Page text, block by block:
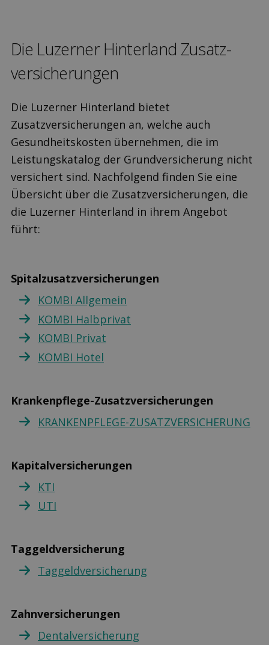
Die Luzerner Hinterland Zusatz­
versicherungen
Die Luzerner Hinterland bietet
Zusatzversicherungen an, welche auch
Gesundheitskosten übernehmen, die im
Leistungskatalog der Grundversicherung nicht
versichert sind. Nachfolgend finden Sie eine
Übersicht über die Zusatzversicherungen, die
die Luzerner Hinterland in ihrem Angebot
führt:
Spitalzusatzversicherungen
KOMBI Allgemein
KOMBI Halbprivat
KOMBI Privat
KOMBI Hotel
Krankenpflege-Zusatzversicherungen
KRANKENPFLEGE-ZUSATZVERSICHERUNG
Kapitalversicherungen
KTI
UTI
Taggeldversicherung
Taggeldversicherung
Zahnversicherungen
Dentalversicherung